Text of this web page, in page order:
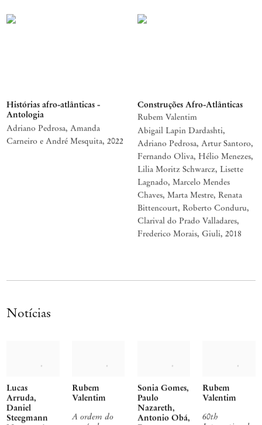
Histórias afro-atlânticas -
Antologia
Adriano Pedrosa, Amanda
Carneiro e André Mesquita, 2022
Construções Afro-Atlânticas
Rubem Valentim
Abigail Lapin Dardashti,
Adriano Pedrosa, Artur Santoro,
Fernando Oliva, Hélio Menezes,
Lilia Moritz Schwarcz, Lisette
Lagnado, Marcelo Mendes
Chaves, Marta Mestre, Renata
Bittencourt, Roberto Conduru,
Clarival do Prado Valladares,
Frederico Morais, Giuli, 2018
Notícias
Lucas
Arruda,
Daniel
Steegmann
A ordem do
Rubem
Valentim
Sonia Gomes,
Paulo
Nazareth,
Antonio Obá,
60th
Rubem
Valentim